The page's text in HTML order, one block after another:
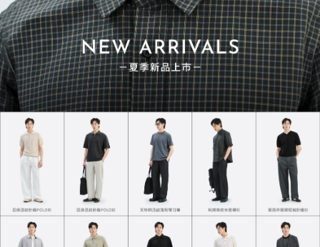
三、JERSCY大學TEE實際穿搭風
格拍攝
這次使用JERSCY的這套空氣大學TEE搭配了三套不同的穿
搭，分別是一套素的實穿，跟另外兩套加了些小配件的搭
配，大學TEE因為面積大又厚實，通常以單穿為主，加了外
套就容易太臃腫，所以比較容易變化的就是內搭，另外就是
鞋子的搭配了。
1. 大學TEE, 束口褲單穿